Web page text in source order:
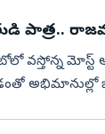
పాత్ర..
వస్తోన్న మోస్ట్
అభిమానుల్లో